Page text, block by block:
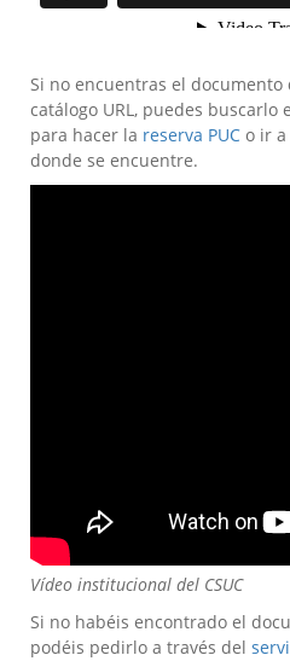
Si no encuentras el documento
catálogo URL, puedes buscarlo
para hacer la reserva PUC o ir
donde se encuentre.
Vídeo institucional del CSUC
Si no habéis encontrado el
podéis pedirlo a través del